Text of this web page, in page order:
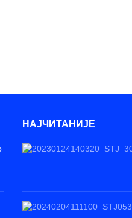
НАЈЧИТАНИЈЕ